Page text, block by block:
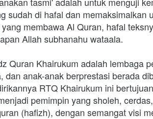
sudah di hafal dan memaksimalkan
membawa Al Quran, hafal
Allah subhanahu wataala.
Quran Khairukum adalah lembaga
dan anak-anak berprestasi berada
RTQ Khairukum ini
pemimpin yang sholeh,
(hafizh), dengan semangat visi